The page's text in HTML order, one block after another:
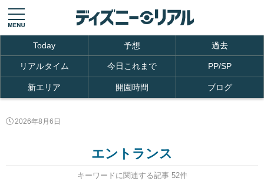
Today 予想 過去
リアルタイム 今日これまで PP/SP
新エリア 開園時間 ブログ
2026年8月6日
エントランス
キーワードに関連する記事 52件